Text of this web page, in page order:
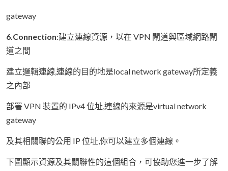
gateway
6.Connection:建立連線資源，以在 VPN 閘道與區域網路閘
道之間
建立邏輯連線,連線的目的地是local network gateway所定義
之內部
部署 VPN 裝置的 IPv4 位址,連線的來源是virtual network
gateway
及其相關聯的公用 IP 位址,你可以建立多個連線。
下圖顯示資源及其關聯性的這個組合，可協助您進一步了解